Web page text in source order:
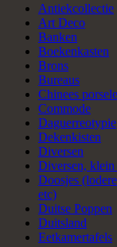
Antiekcollectie
Art Deco
Banken
Boekenkasten
Brons
Bureaus
Chinees
Commode
Daguerreotypie
Dekenkisten
Diversen
Diversen, klein
Doosjes
etc)
Duitse Poppen
Duitsland
Eetkamertafels